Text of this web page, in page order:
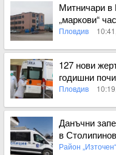
Митничари
„маркови“
Пловдив
Вижте пълното
127 нови
годишни
денонощието
Пловдив
Вижте пълното
Данъчни
в
Район „Източен“